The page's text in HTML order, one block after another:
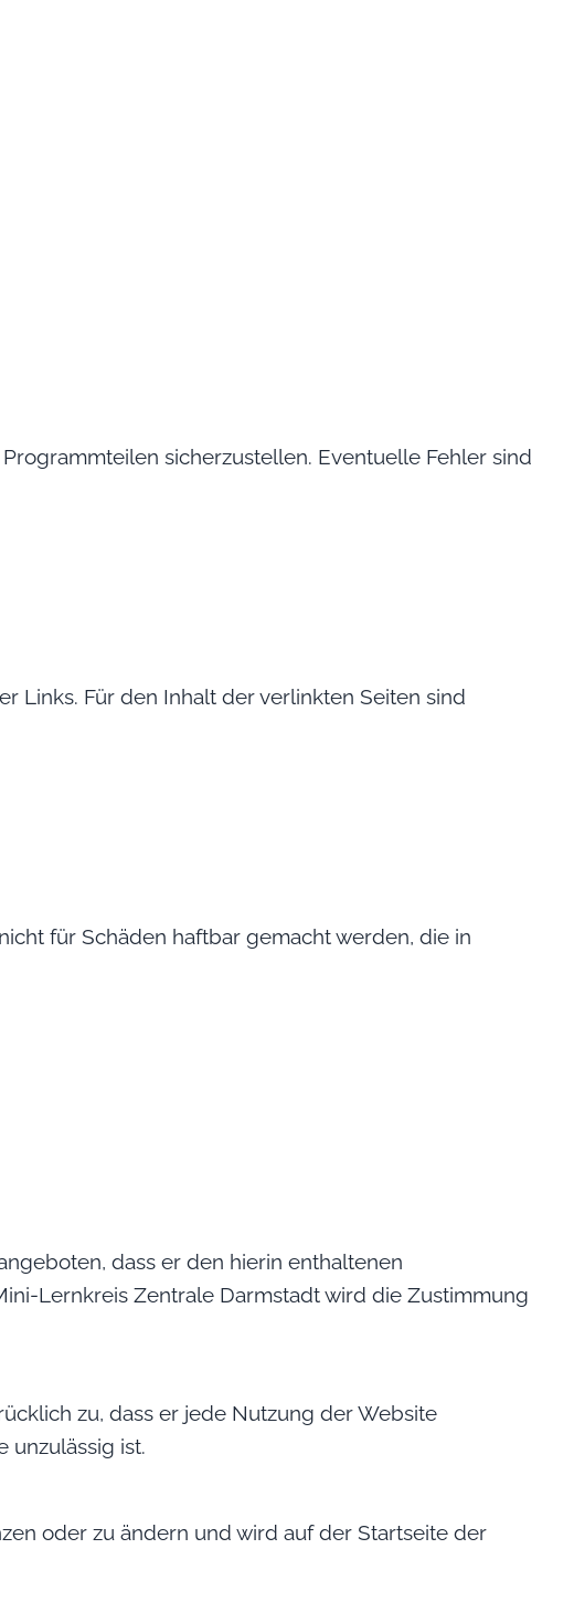
sicherzustellen. Eventuelle Fehler sind
Links. Für den Inhalt der verlinkten Seiten sind
für Schäden haftbar gemacht werden, die in
dass er den hierin enthaltenen
Lernkreis Zentrale Darmstadt wird die Zustimmung
zu, dass er jede Nutzung der Website
unzulässig ist.
oder zu ändern und wird auf der Startseite der